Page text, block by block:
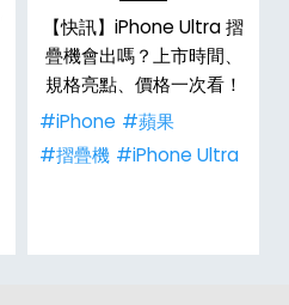
【快訊】iPhone Ultra 摺
疊機會出嗎？上市時間、
規格亮點、價格一次看！
#iPhone #蘋果
#摺疊機 #iPhone Ultra